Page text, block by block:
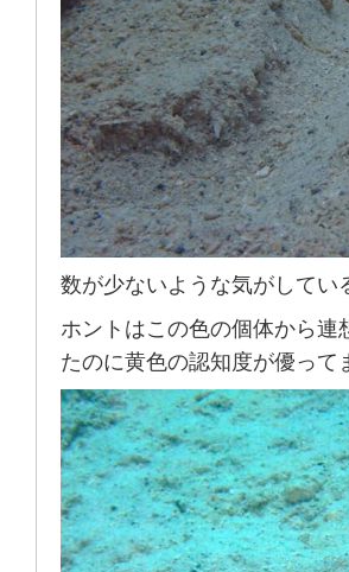
数が少ないような気がしてい
ホントはこの色の個体から
たのに黄色の認知度が優って